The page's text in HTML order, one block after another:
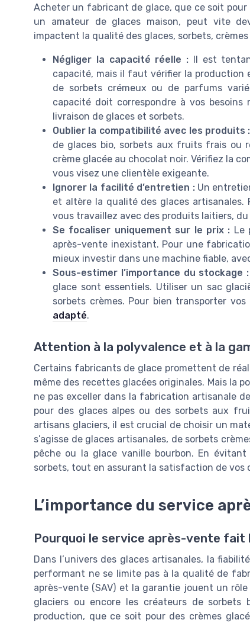
Acheter un fabricant de glace, que ce soit
un amateur de glaces maison, peut vite
impactent la qualité des glaces, sorbets,
Négliger la capacité réelle : Il est
capacité, mais il faut vérifier la production
de sorbets crémeux ou de parfums
capacité doit correspondre à vos
livraison de glaces et sorbets.
Oublier la compatibilité avec les produits :
de glaces bio, sorbets aux fruits frais ou
crème glacée au chocolat noir. Vérifiez la
vous visez une clientèle exigeante.
Ignorer la facilité d’entretien :Un
et altère la qualité des glaces
vous travaillez avec des produits laitiers,
Se focaliser uniquement sur le prix : Le
après-vente inexistant. Pour une
mieux investir dans une machine fiable,
Sous-estimer l’importance du stockage :
glace sont essentiels. Utiliser un sac
sorbets crèmes. Pour bien transporter
adapté.
Attention à la polyvalence et à la
Certains fabricants de glace promettent de
même des recettes glacées originales. Mais la
ne pas exceller dans la fabrication artisanale
pour des glaces alpes ou des sorbets aux
artisans glaciers, il est crucial de choisir un
s’agisse de glaces artisanales, de sorbets
pêche ou la glace vanille bourbon. En
sorbets, tout en assurant la satisfaction de
L’importance du service
Pourquoi le service après-vente fait
Dans l’univers des glaces artisanales, la
performant ne se limite pas à la qualité de
après-vente (SAV) et la garantie jouent un
glaciers ou encore les créateurs de
production, que ce soit pour des crèmes